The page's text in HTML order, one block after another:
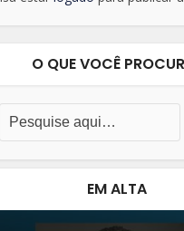
O QUE VOCÊ
EM ALTA